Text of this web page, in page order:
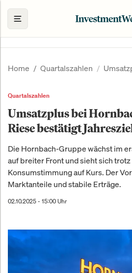
Home Quartalszahlen
Quartalszahlen
Umsatzplus bei
Riese bestätigt
Die Hornbach-Gruppe wächst im
auf breiter Front und sieht sich
Konsumstimmung auf Kurs. Der
Marktanteile und stabile Erträge.
02.10.2025 - 15:00 Uhr